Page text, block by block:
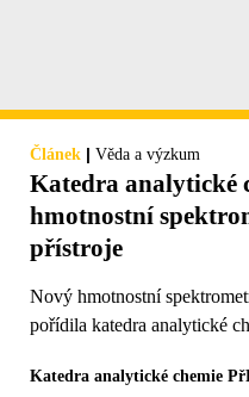
Článek | Věda a výzkum
Katedra analytické
hmotnostní
přístroje
Nový hmotnostní
pořídila katedra analytické
Katedra analytické chemie